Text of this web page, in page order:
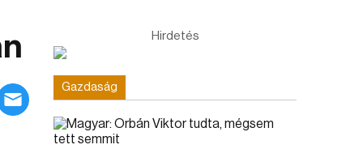
Hirdetés
Gazdaság